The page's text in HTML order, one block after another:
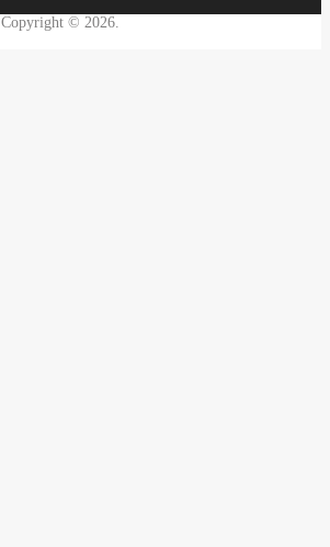
Copyright © 2026.